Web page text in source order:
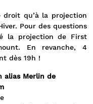
droit qu’à la projection
Pour des questions
la projection de First
En revanche, 4
dès 19h !
alias Merlin de